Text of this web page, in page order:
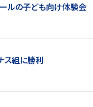
ルの子ども向け体験会
ス組に勝利